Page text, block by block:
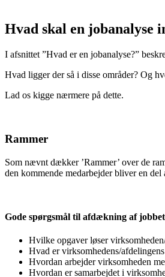
Hvad skal en jobanalyse
I afsnittet ”Hvad er en jobanalyse?”
Hvad ligger der så i disse områder? Og
Lad os kigge nærmere på dette.
Rammer
Som nævnt dækker ’Rammer’ over de
den kommende medarbejder bliver en del
Gode spørgsmål til afdækning af
Hvilke opgaver løser
Hvad er virksomhedens/
Hvordan arbejder virksomheden
Hvordan er samarbejdet i